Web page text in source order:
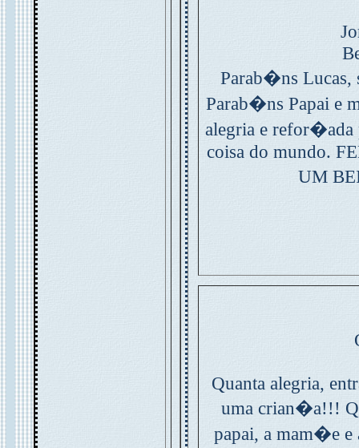
Parab�ns Lucas,
Parab�ns Papai e
alegria e
coisa do mundo.
UM
Quanta alegria,
uma crian�a!!!
papai, a mam�e e